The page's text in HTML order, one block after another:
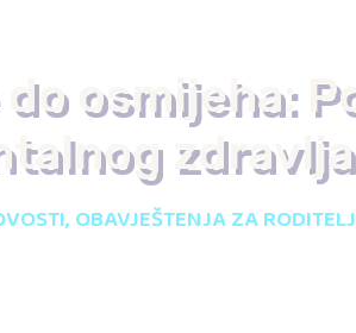
do osmijeha:
zdravlja
,OBAVJEŠTENJA ZA